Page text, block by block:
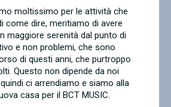
moltissimo per le attività che
come dire, meritiamo di avere
maggiore serenità dal punto di
e non problemi, che sono
di questi anni, che purtroppo
Questo non dipende da noi
ci arrendiamo e siamo alla
casa per il BCT MUSIC.